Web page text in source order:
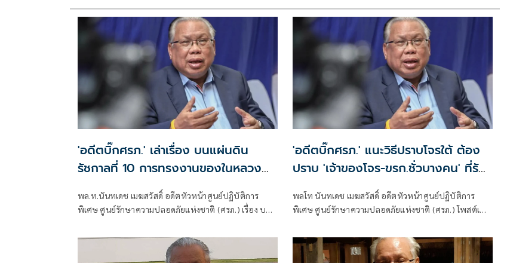
'อดีตบิ๊กศรภ.' เล่าเรื่อง บนแผ่นดิน
รัชกาลที่ 10 การทรงงานของในหลวง
แบบ 'ปิดทองหลังพระ'
พล.ท.นันทเดช เมฆสวัสดิ์ อดีตหัวหน้าศูนย์ปฏิบัติการ
พิเศษ ศูนย์รักษาความปลอดภัยแห่งชาติ (ศรภ.) เรื่อง บน
'อดีตบิ๊กศรภ.' แนะวิธีปราบโจรใต้ ต้อง
ปราบ 'เจ้าของโจร-ขรก.ชั่วบางคน' ที่รับ
สินบนเจ้าของโจร
พลโท นันทเดช เมฆสวัสดิ์ อดีตหัวหน้าศูนย์ปฏิบัติการ
พิเศษ ศูนย์รักษาความปลอดภัยแห่งชาติ (ศรภ.) โพสต์เฟ